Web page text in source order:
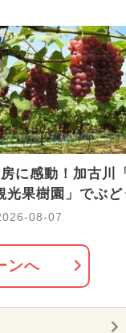
に感動！加古川
光果樹園」でぶど
ャインマスカッ
08-07
ンへ